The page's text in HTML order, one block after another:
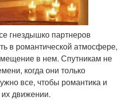
гнездышко партнеров
в романтической атмосфере,
в нем. Спутникам не
когда они только
все, чтобы романтика и
движении.